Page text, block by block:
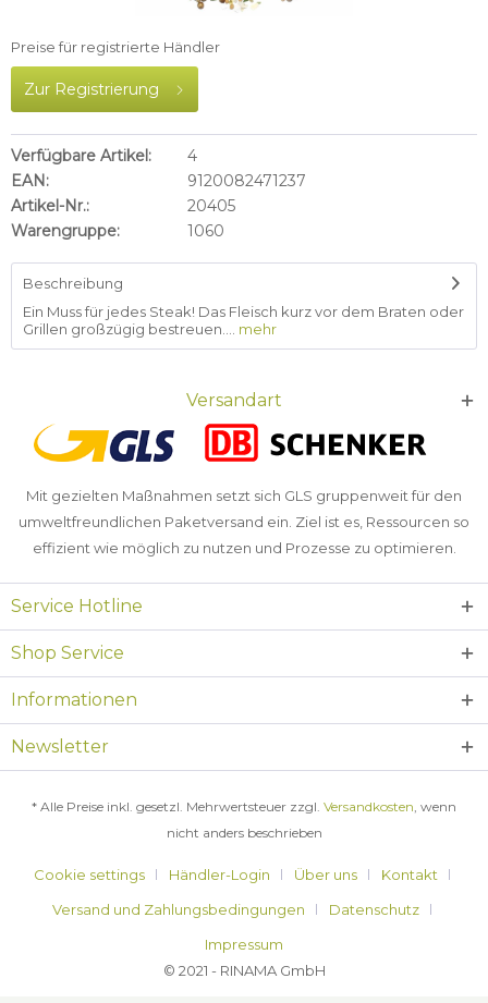
Preise für registrierte Händler
Zur Registrierung
Verfügbare Artikel:
4
EAN:
9120082471237
Artikel-Nr.:
20405
Warengruppe:
1060
Beschreibung
Ein Muss für jedes Steak! Das Fleisch kurz vor dem Braten oder
Grillen großzügig bestreuen....
mehr
Versandart
Mit gezielten Maßnahmen setzt sich GLS gruppenweit für den
umweltfreundlichen Paketversand ein. Ziel ist es, Ressourcen so
effizient wie möglich zu nutzen und Prozesse zu optimieren.
Service Hotline
Shop Service
Informationen
Newsletter
* Alle Preise inkl. gesetzl. Mehrwertsteuer zzgl. Versandkosten, wenn
nicht anders beschrieben
Cookie settings Händler-Login Über uns
Kontakt
Versand und Zahlungsbedingungen
Datenschutz
Impressum
© 2021 - RINAMA GmbH